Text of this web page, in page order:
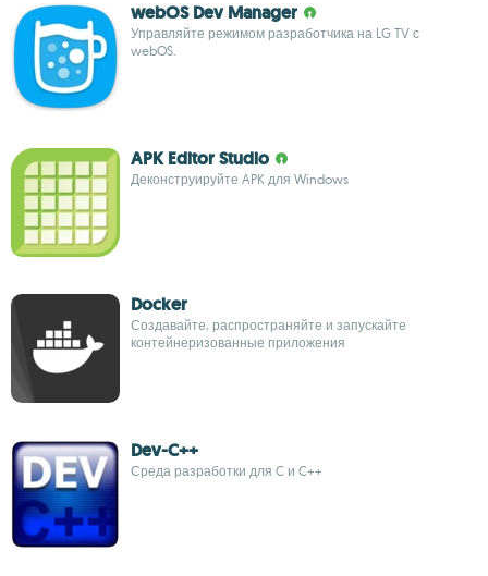
webOS Dev Manager
Управляйте режимом разработчика на LG TV с
webOS.
APK Editor Studio
Деконструируйте APK для Windows
Docker
Создавайте, распространяйте и запускайте
контейнеризованные приложения
Dev-C++
Среда разработки для C и C++